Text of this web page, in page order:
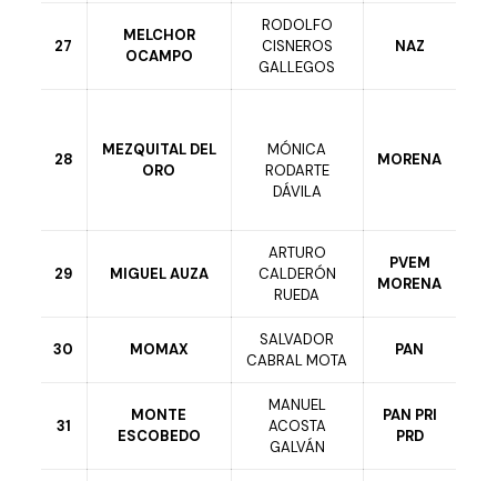
27
MELCHOR
OCAMPO
RODOLFO
CISNEROS
GALLEGOS
NAZ
28
MEZQUITAL DEL
ORO
MÓNICA
RODARTE
DÁVILA
MORENA
29 MIGUEL AUZA
ARTURO
CALDERÓN
RUEDA
PVEM
MORENA
30 MOMAX
SALVADOR
CABRAL MOTA
PAN
31
MONTE
ESCOBEDO
MANUEL
ACOSTA
GALVÁN
PAN PRI
PRD